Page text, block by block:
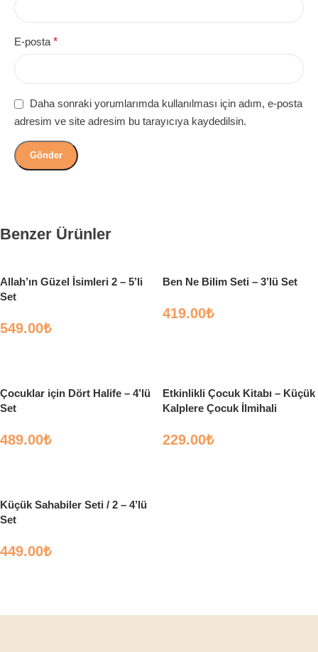
E-posta *
Daha sonraki yorumlarımda kullanılması için adım, e-posta
adresim ve site adresim bu tarayıcıya kaydedilsin.
Benzer Ürünler
Allah’ın Güzel İsimleri 2 – 5’li
Set
549.00₺
Ben Ne Bilim Seti – 3’lü Set
419.00₺
Çocuklar için Dört Halife – 4’lü
Set
489.00₺
Etkinlikli Çocuk Kitabı – Küçük
Kalplere Çocuk İlmihali
229.00₺
Küçük Sahabiler Seti / 2 – 4’lü
Set
449.00₺